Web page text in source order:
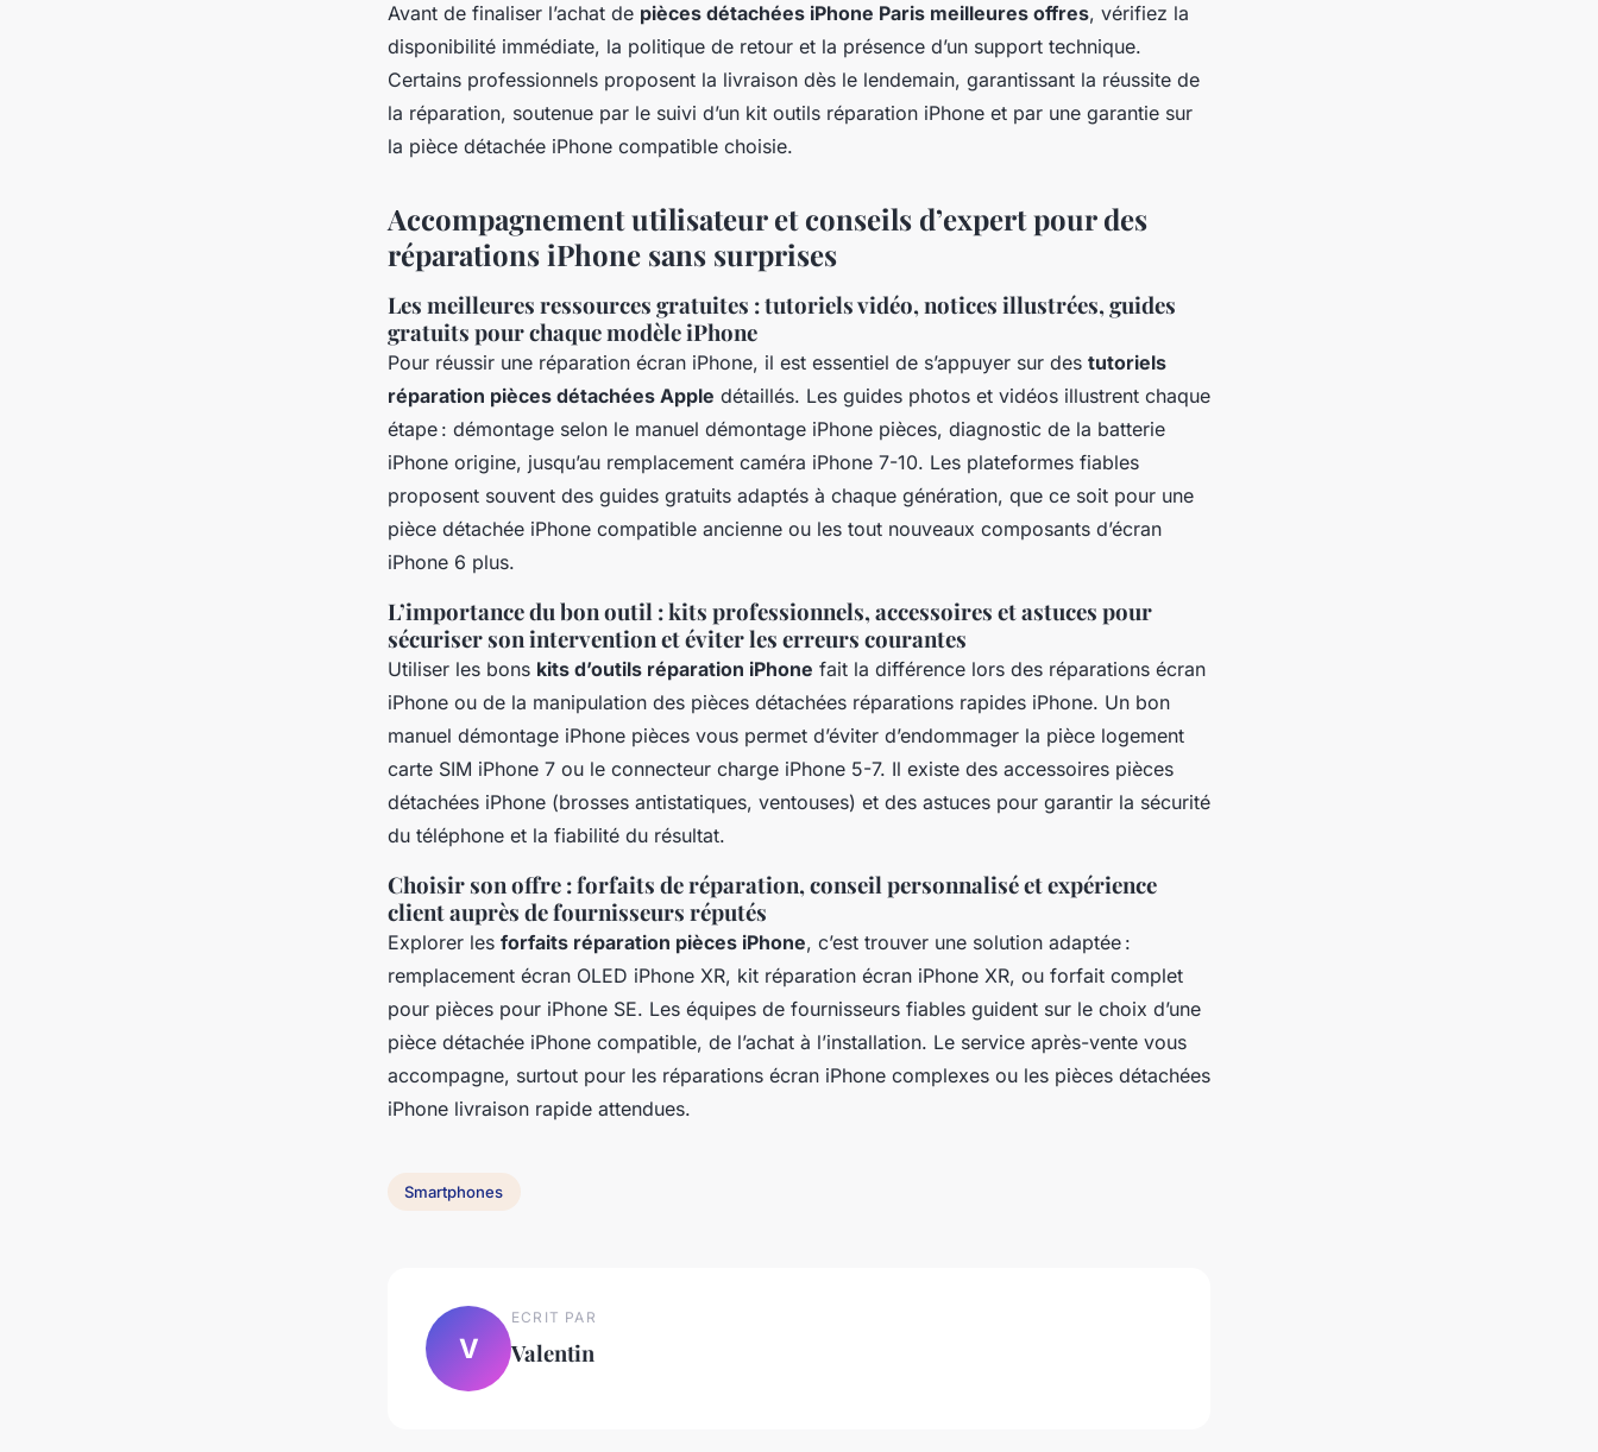
Avant de finaliser l’achat de pièces détachées iPhone Paris meilleures offres, vérifiez la
disponibilité immédiate, la politique de retour et la présence d’un support technique.
Certains professionnels proposent la livraison dès le lendemain, garantissant la réussite de
la réparation, soutenue par le suivi d’un kit outils réparation iPhone et par une garantie sur
la pièce détachée iPhone compatible choisie.
Accompagnement utilisateur et conseils d’expert pour des
réparations iPhone sans surprises
Les meilleures ressources gratuites : tutoriels vidéo, notices illustrées, guides
gratuits pour chaque modèle iPhone
Pour réussir une réparation écran iPhone, il est essentiel de s’appuyer sur des tutoriels
réparation pièces détachées Apple détaillés. Les guides photos et vidéos illustrent chaque
étape : démontage selon le manuel démontage iPhone pièces, diagnostic de la batterie
iPhone origine, jusqu’au remplacement caméra iPhone 7-10. Les plateformes fiables
proposent souvent des guides gratuits adaptés à chaque génération, que ce soit pour une
pièce détachée iPhone compatible ancienne ou les tout nouveaux composants d’écran
iPhone 6 plus.
L’importance du bon outil : kits professionnels, accessoires et astuces pour
sécuriser son intervention et éviter les erreurs courantes
Utiliser les bons kits d’outils réparation iPhone fait la différence lors des réparations écran
iPhone ou de la manipulation des pièces détachées réparations rapides iPhone. Un bon
manuel démontage iPhone pièces vous permet d’éviter d’endommager la pièce logement
carte SIM iPhone 7 ou le connecteur charge iPhone 5-7. Il existe des accessoires pièces
détachées iPhone (brosses antistatiques, ventouses) et des astuces pour garantir la sécurité
du téléphone et la fiabilité du résultat.
Choisir son offre : forfaits de réparation, conseil personnalisé et expérience
client auprès de fournisseurs réputés
Explorer les forfaits réparation pièces iPhone, c’est trouver une solution adaptée :
remplacement écran OLED iPhone XR, kit réparation écran iPhone XR, ou forfait complet
pour pièces pour iPhone SE. Les équipes de fournisseurs fiables guident sur le choix d’une
pièce détachée iPhone compatible, de l’achat à l’installation. Le service après-vente vous
accompagne, surtout pour les réparations écran iPhone complexes ou les pièces détachées
iPhone livraison rapide attendues.
Smartphones
V
ECRIT PAR
Valentin